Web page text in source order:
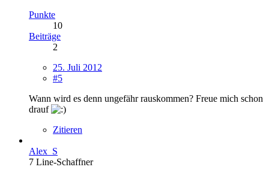
Punkte
10
Beiträge
2
25. Juli 2012
#5
Wann wird es denn ungefähr rauskommen? Freue mich schon
drauf
Zitieren
Alex_S
7 Line-Schaffner